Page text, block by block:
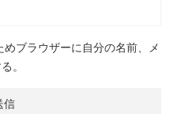
ブラウザーに自分の名前、メ
。